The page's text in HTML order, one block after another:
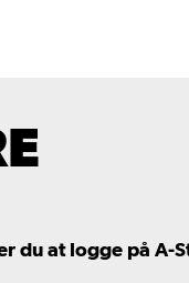
du at logge på A-